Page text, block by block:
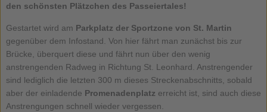
den schönsten Plätzchen des Passeiertales!
Gestartet wird am Parkplatz der Sportzone von St. Martin
gegenüber dem Infostand. Von hier fährt man zunächst bis zur
Brücke, überquert diese und fährt nun über den wenig
anstrengenden Radweg in Richtung St. Leonhard. Anstrengender
sind lediglich die letzten 300 m dieses Streckenabschnitts, sobald
aber der einladende Promenadenplatz erreicht ist, sind auch diese
Anstrengungen schnell wieder vergessen.